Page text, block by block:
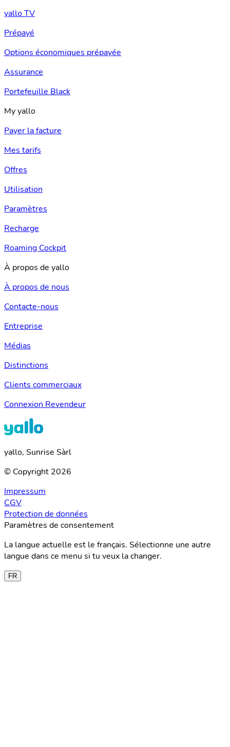
yallo TV
Prépayé
Options économiques prépayée
Assurance
Portefeuille Black
My yallo
Payer la facture
Mes tarifs
Offres
Utilisation
Paramètres
Recharge
Roaming Cockpit
À propos de yallo
À propos de nous
Contacte-nous
Entreprise
Médias
Distinctions
Clients commerciaux
Connexion Revendeur
yallo, Sunrise Sàrl
© Copyright 2026
Impressum
CGV
Protection de données
Paramètres de consentement
La langue actuelle est le français. Sélectionne une autre
langue dans ce menu si tu veux la changer.
FR